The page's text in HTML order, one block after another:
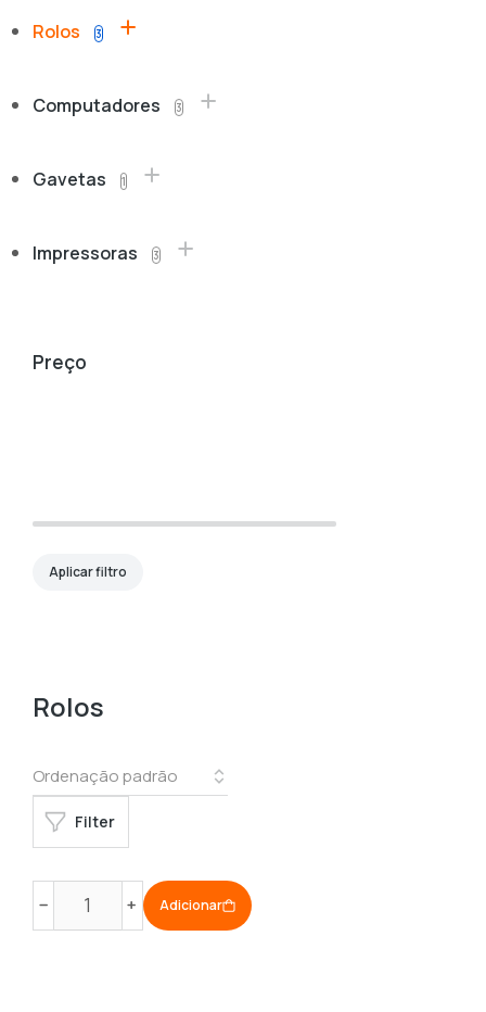
Rolos 3
Computadores 3
Gavetas 1
Impressoras 3
Preço
Aplicar filtro
Rolos
Filter
Quantidade
de
﹣ ﹢ Adicionar